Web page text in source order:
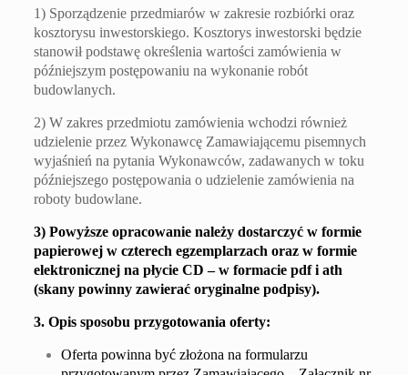
1) Sporządzenie przedmiarów w zakresie rozbiórki oraz
kosztorysu inwestorskiego. Kosztorys inwestorski będzie
stanowił podstawę określenia wartości zamówienia w
późniejszym postępowaniu na wykonanie robót
budowlanych.
2) W zakres przedmiotu zamówienia wchodzi również
udzielenie przez Wykonawcę Zamawiającemu pisemnych
wyjaśnień na pytania Wykonawców, zadawanych w toku
późniejszego postępowania o udzielenie zamówienia na
roboty budowlane.
3) Powyższe opracowanie należy dostarczyć w formie
papierowej w czterech egzemplarzach oraz w formie
elektronicznej na płycie CD – w formacie pdfi ath
(skany powinny zawierać oryginalne podpisy).
3. Opis sposobu przygotowania oferty:
Oferta powinna być złożona na formularzu